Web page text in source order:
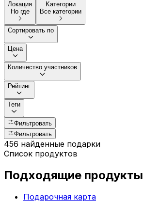
Локация
Но где
Kатегории
Все категории
Сортировать по
Цена
Количество участников
Рейтинг
Теги
Фильтровать
Фильтровать
456 найденные подарки
Список продуктов
Подходящие продукты
Подарочная картa